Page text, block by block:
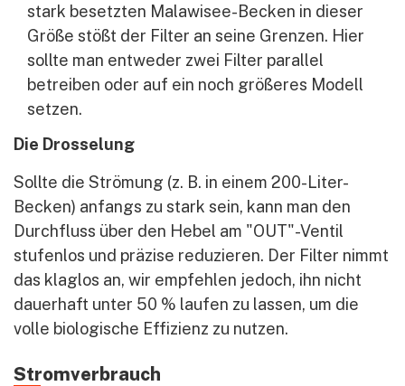
stark besetzten Malawisee-Becken in dieser
Größe stößt der Filter an seine Grenzen. Hier
sollte man entweder zwei Filter parallel
betreiben oder auf ein noch größeres Modell
setzen.
Die Drosselung
Sollte die Strömung (z. B. in einem 200-Liter-
Becken) anfangs zu stark sein, kann man den
Durchfluss über den Hebel am "OUT"-Ventil
stufenlos und präzise reduzieren. Der Filter nimmt
das klaglos an, wir empfehlen jedoch, ihn nicht
dauerhaft unter 50 % laufen zu lassen, um die
volle biologische Effizienz zu nutzen.
Stromverbrauch